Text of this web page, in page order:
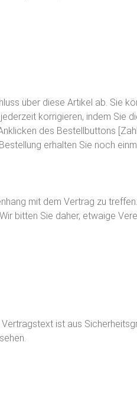
über diese Artikel ab. Sie
korrigieren, indem Sie
des Bestellbuttons
erhalten Sie noch
mit dem Vertrag zu
bitten Sie daher, etwaige
ist aus